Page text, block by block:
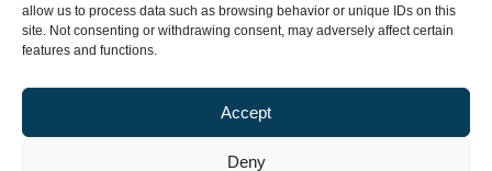
allow us to process data such as browsing behavior or unique IDs on this
site. Not consenting or withdrawing consent, may adversely affect certain
features and functions.
Accept
Deny
LinkedIn
Säkerhet år 2003 för att stimulera, utveckla och informera om